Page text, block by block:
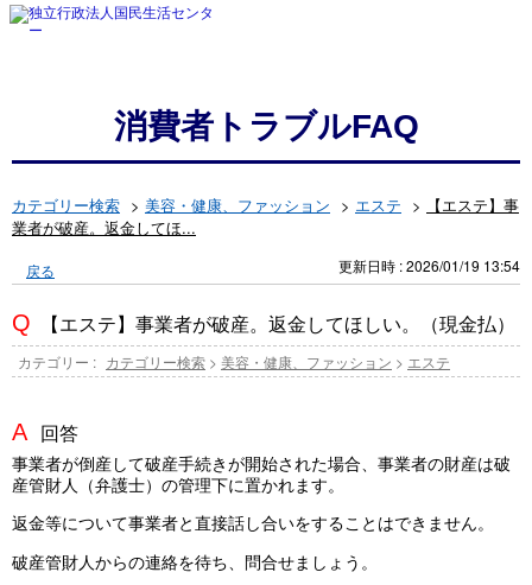
消費者トラブルFAQ
カテゴリー検索 > 美容・健康、ファッション > エステ >
【エステ】事
業者が破産。返金してほ...
戻る 更新日時 : 2026/01/19 13:54
【エステ】事業者が破産。返金してほしい。（現金払）
カテゴリー : カテゴリー検索 > 美容・健康、ファッション > エステ
回答
事業者が倒産して破産手続きが開始された場合、事業者の財産は破
産管財人（弁護士）の管理下に置かれます。
返金等について事業者と直接話し合いをすることはできません。
破産管財人からの連絡を待ち、問合せましょう。